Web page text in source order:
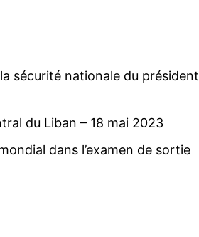
sécurité nationale du président
du Liban – 18 mai 2023
dans l’examen de sortie